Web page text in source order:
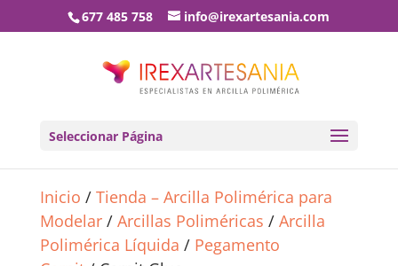
677 485 758 info@irexartesania.com
Seleccionar Página
Inicio / Tienda – Arcilla Polimérica para
Modelar/ Arcillas Poliméricas / Arcilla
Polimérica Líquida / Pegamento